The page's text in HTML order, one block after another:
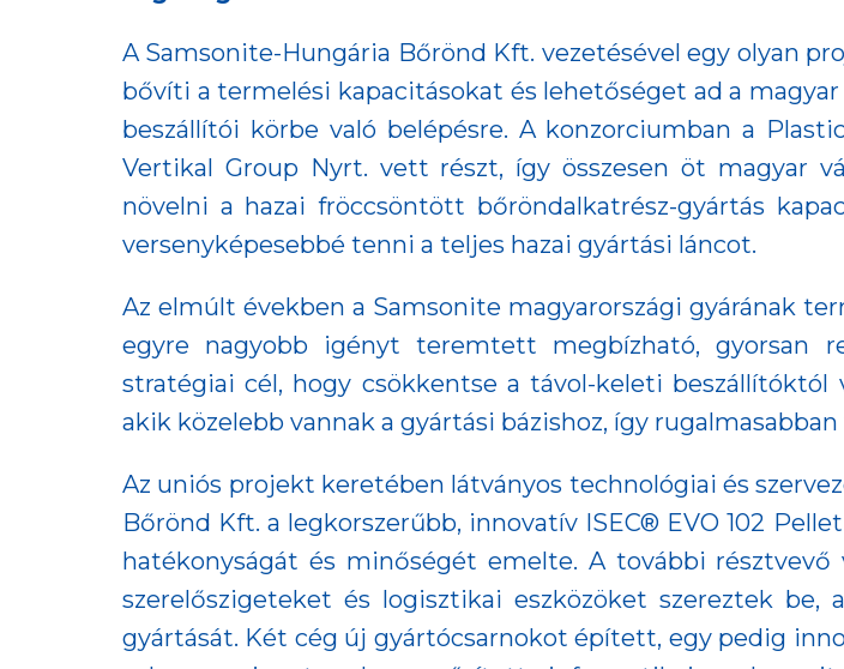
A Samsonite-Hungária Bőrönd Kft. vezetésével egy olyan
bővíti a termelési kapacitásokat és lehetőséget ad a
beszállítói körbe való belépésre. A konzorciumban a
Vertikal Group Nyrt. vett részt, így összesen öt magyar
növelni a hazai fröccsöntött bőröndalkatrész-gyártás
versenyképesebbé tenni a teljes hazai gyártási láncot.
Az elmúlt években a Samsonite magyarországi gyárának
egyre nagyobb igényt teremtett megbízható, gyorsan
stratégiai cél, hogy csökkentse a távol-keleti
akik közelebb vannak a gyártási bázishoz, így
Az uniós projekt keretében látványos technológiai és
Bőrönd Kft. a legkorszerűbb, innovatív ISEC® EVO 102
hatékonyságát és minőségét emelte. A további
szerelőszigeteket és logisztikai eszközöket szereztek
gyártását. Két cég új gyártócsarnokot épített, egy pedig